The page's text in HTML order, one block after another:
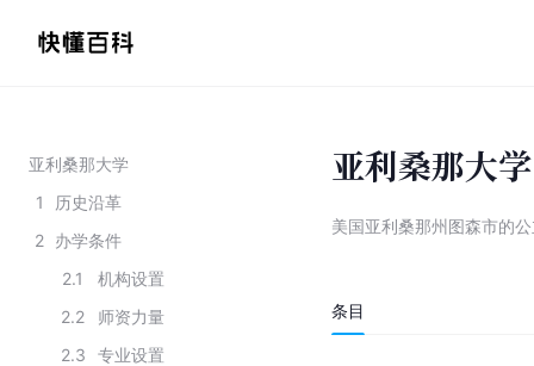
亚利桑那大学
1
历史沿革
2 办学条件
2.1
机构设置
2.2
师资力量
2.3
专业设置
亚利桑那大学
美国亚利桑那州图森市的
条目